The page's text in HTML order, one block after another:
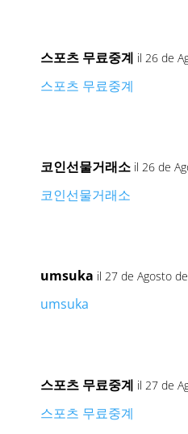
스포츠 무료중계 il 26 de
스포츠 무료중계
코인선물거래소 il 26 de
코인선물거래소
umsuka il 27 de Agosto
umsuka
스포츠 무료중계 il 27 de
스포츠 무료중계